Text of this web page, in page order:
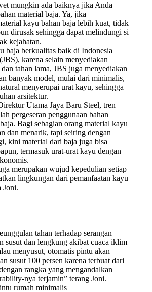
mungkin ada baiknya jika Anda
material baja. Ya, jika
kayu bahan baja lebih kuat, tidak
dirusak sehingga dapat melindungi si
kejahatan.
baja berkualitas baik di Indonesia
karena selain menyediakan
tahan lama, JBS juga menyediakan
banyak model, mulai dari minimalis,
menyerupai urat kayu, sehingga
arsitektur.
Utama Jaya Baru Steel, tren
pergeseran penggunaan bahan
Bagi sebagian orang material kayu
dan menarik, tapi seiring dengan
kini material dari baja juga bisa
termasuk urat-urat kayu dengan
merupakan wujud kepedulian setiap
lingkungan dari pemanfaatan kayu
Joni.
tahan terhadap serangan
susut dan lengkung akibat cuaca iklim
menyusut, otomatis pintu akan
susut 100 persen karena terbuat dari
rangka yang mengandalkan
nya terjamin” terang Joni.